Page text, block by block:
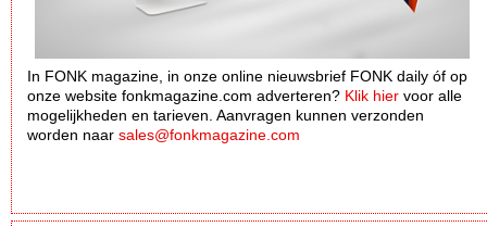
In FONK magazine, in onze online nieuwsbrief FONK daily óf op
onze website fonkmagazine.com adverteren? Klik hier voor alle
mogelijkheden en tarieven. Aanvragen kunnen verzonden
worden naar sales@fonkmagazine.com